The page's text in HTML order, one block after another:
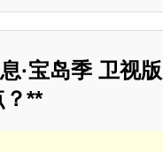
·宝岛季 卫视
？**